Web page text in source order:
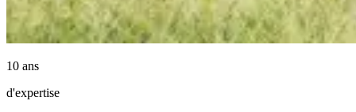
10 ans
d'expertise